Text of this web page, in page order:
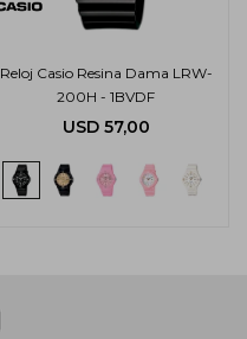
Reloj Casio Resina Dama LRW-
200H - 1BVDF
USD 57,00